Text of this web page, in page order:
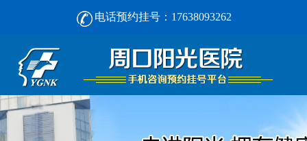
电话预约挂号：17638093262
周口男人看男科， [选对不选贵] 正规男科，看诊安心-周口阳光男科医院